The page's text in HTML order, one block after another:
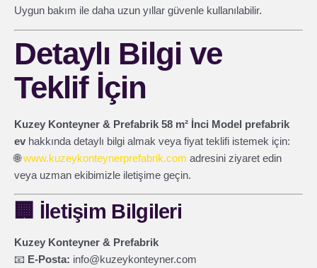
Uygun bakım ile daha uzun yıllar güvenle kullanılabilir.
Detaylı Bilgi ve
Teklif İçin
Kuzey Konteyner & Prefabrik 58 m² İnci Model prefabrik
ev hakkında detaylı bilgi almak veya fiyat teklifi istemek için:
🌐www.kuzeykonteynerprefabrik.com adresini ziyaret edin
veya uzman ekibimizle iletişime geçin.
🏢 İletişim Bilgileri
Kuzey Konteyner & Prefabrik
📧 E-Posta: info@kuzeykonteyner.com